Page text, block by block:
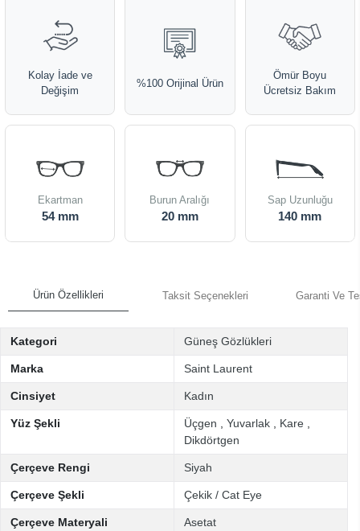
Kolay İade ve
Değişim
%100 Orijinal Ürün
Ömür Boyu
Ücretsiz Bakım
Ekartman
54 mm
Burun Aralığı
20 mm
Sap Uzunluğu
140 mm
Ürün Özellikleri Taksit Seçenekleri Garanti Ve
Kategori Güneş Gözlükleri
Marka Saint Laurent
Cinsiyet Kadın
Yüz Şekli Üçgen Yuvarlak Kare
Dikdörtgen
Çerçeve Rengi Siyah
Çerçeve Şekli Çekik / Cat Eye
Çerçeve Materyali Asetat